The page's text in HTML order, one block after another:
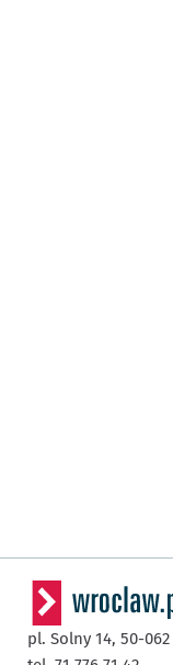
pl. Solny 14, 50-062